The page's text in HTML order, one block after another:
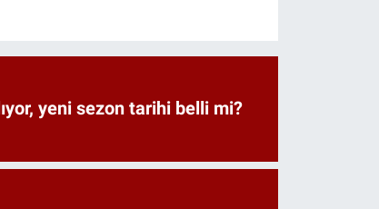
yeni sezon tarihi belli mi?